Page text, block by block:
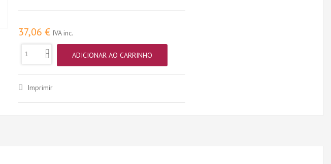
37,06 € IVA inc.
ADICIONAR AO CARRINHO
Imprimir